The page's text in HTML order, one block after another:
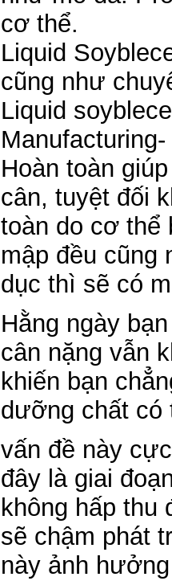
cơ thể.
Liquid
cũng như
Liquid
Hoàn toàn
cân, tuyệt đối
toàn do cơ thể
mập đều cũng
dục thì sẽ có
Hằng ngày
cân nặng vẫn
khiến bạn
dưỡng chất có
vấn đề này
đây là giai
không hấp
sẽ chậm phát
này ảnh